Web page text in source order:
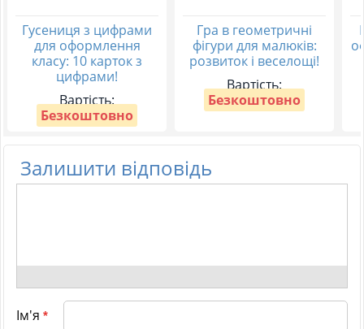
Гусениця з цифрами
для оформлення
класу: 10 карток з
цифрами!
Вартість:
Безкоштовно
Гра в геометричні
фігури для малюків:
розвиток і веселощі!
Вартість:
Безкоштовно
Залишити відповідь
Ім'я *